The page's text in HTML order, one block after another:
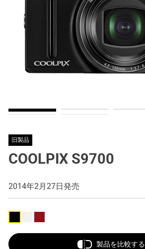
旧製品
COOLPIX S9700
2014年2月27日発売
製品を比較する